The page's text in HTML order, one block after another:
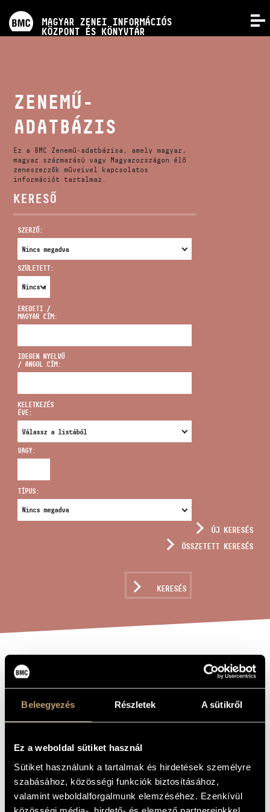
Beleegyezés Részletek A sütikről
Ez a weboldal sütiket használ
Sütiket használunk a tartalmak és hirdetések személyre
szabásához, közösségi funkciók biztosításához,
valamint weboldalforgalmunk elemzéséhez. Ezenkívül
MAGYAR ZENEI INFORMÁCIÓS
KÖZPONT ÉS KÖNYVTÁR
KÉPZÉSEK
KIADVÁNYOK
RÓLUNK
VIDEÓ GALÉRIA
CÍM
infokozpont@bmc.hu
TELEFON
NYITVA TARTÁS
ZENEMŰ-
ADATBÁZIS
Ez a BMC Zenemű-adatbázisa, amely magyar,
magyar származású vagy Magyarországon élő
zeneszerzők műveivel kapcsolatos
információt tartalmaz.
KERESŐ
SZERZŐ:
SZÜLETETT:
EREDETI /
MAGYAR CÍM:
IDEGEN NYELVŰ
/ ANGOL CÍM:
KELETKEZÉS
ÉVE:
VAGY:
TÍPUS:
ÚJ KERESÉS
ÖSSZETETT KERESÉS
KERESÉS
JÁTÉKOK I/ 5B
- CÉ-K ÉJI
DALA
ZENESZERZŐ Kurtág György
EREDETI /
MAGYAR CÍM
Játékok I/ 5B - Cé-k éji dala
IDEGEN
Games I/ 5B - C´s Night Song